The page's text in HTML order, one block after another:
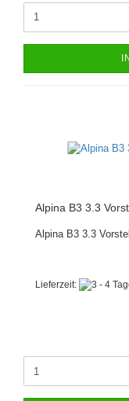
Alpina B3 3.3
Alpina B3 3.3
Lieferzeit: